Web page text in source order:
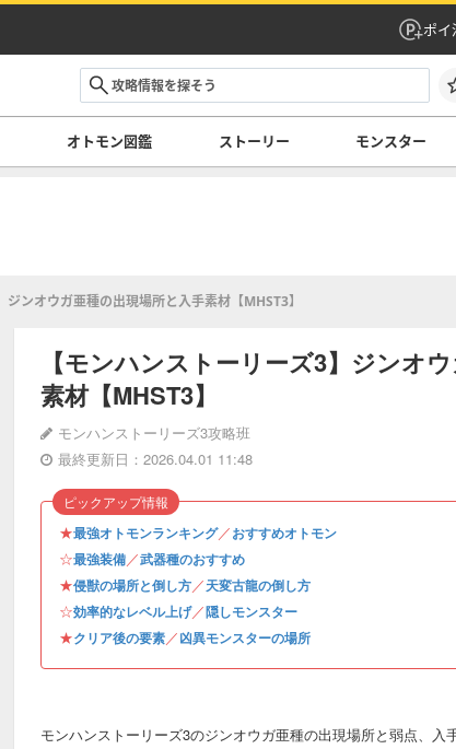
ポイ
オトモン図鑑 ストーリー モンスター
ジンオウガ亜種の出現場所と入手素材【MHST3】
【モンハンストーリーズ3】ジンオ
素材【MHST3】
モンハンストーリーズ3攻略班
最終更新日：2026.04.01 11:48
★最強オトモンランキング／おすすめオトモン
☆最強装備／武器種のおすすめ
★侵獣の場所と倒し方／天変古龍の倒し方
☆効率的なレベル上げ／隠しモンスター
★クリア後の要素／凶異モンスターの場所
ピックアップ情報
モンハンストーリーズ3のジンオウガ亜種の出現場所と弱点、